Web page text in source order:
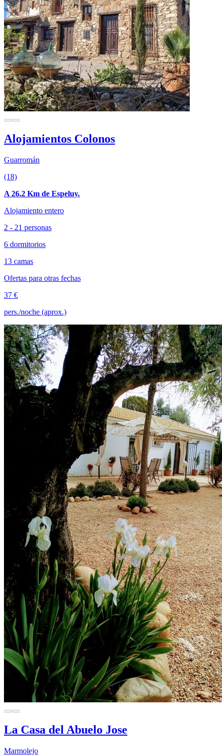
Alojamientos Colonos
Guarromán
(18)
A 26.2 Km de Espeluy.
Alojamiento entero
2 - 21 personas
6 dormitorios
13 camas
Ofertas para otras fechas
37 €
pers./noche (aprox.)
La Casa del Abuelo Jose
Marmolejo